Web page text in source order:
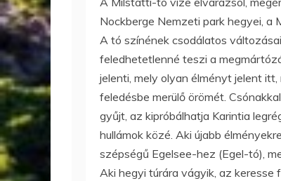
Nockberge Nemzeti park hegyei, a
A tó színének csodálatos
feledhetetlenné teszi a
jelenti, mely olyan élményt jelent
feledésbe merülő örömét.
gyűjt, az kipróbálhatja Karintia
hullámok közé. Aki újabb
szépségű Egelsee-hez (Egel-tó),
Aki hegyi túrára vágyik, az keresse